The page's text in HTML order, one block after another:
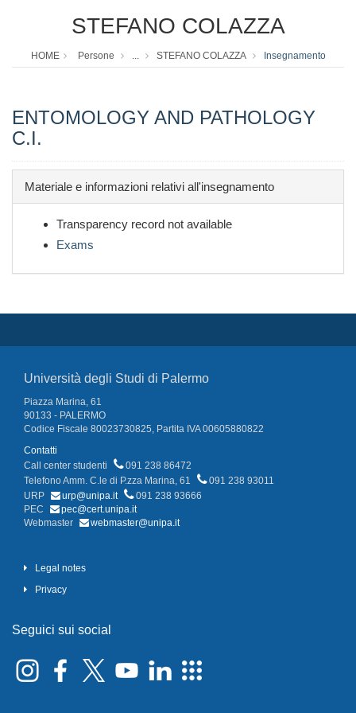
STEFANO COLAZZA
HOME Persone ... STEFANO COLAZZA Insegnamento
ENTOMOLOGY AND PATHOLOGY
C.I.
Materiale e informazioni relativi all'insegnamento
Transparency record not available
Exams
Università degli Studi di Palermo
Piazza Marina, 61
90133 - PALERMO
Codice Fiscale 80023730825, Partita IVA 00605880822
Contatti
Call center studenti
091 238 86472
Telefono Amm. C.le di P.zza Marina, 61
091 238 93011
URP
urp@unipa.it
091 238 93666
PEC
pec@cert.unipa.it
Webmaster
webmaster@unipa.it
Legal notes
Privacy
Seguici sui social